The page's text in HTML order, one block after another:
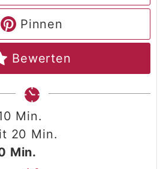
Pinnen
Bewerten
Minuten
Min.
20 Minuten
Min.
Minuten
Min.